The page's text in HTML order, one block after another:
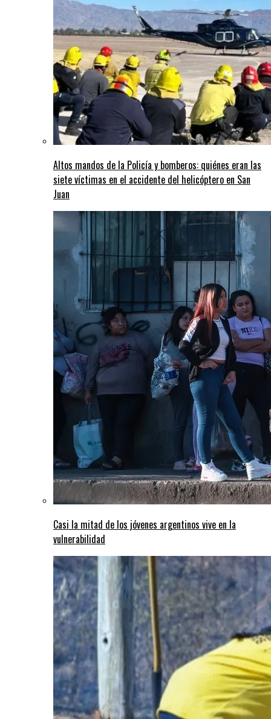
Altos mandos de la Policía y bomberos: quiénes eran las
siete víctimas en el accidente del helicóptero en San
Juan
Casi la mitad de los jóvenes argentinos vive en la
vulnerabilidad